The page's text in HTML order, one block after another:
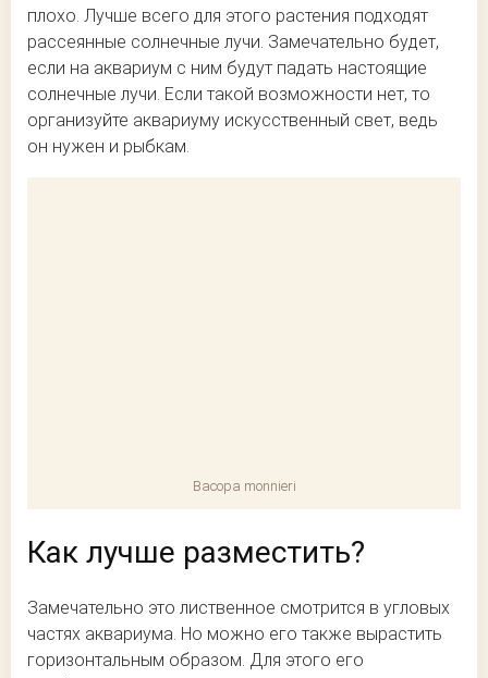
плохо. Лучше всего для этого растения подходят
рассеянные солнечные лучи. Замечательно будет,
если на аквариум с ним будут падать настоящие
солнечные лучи. Если такой возможности нет, то
организуйте аквариуму искусственный свет, ведь
он нужен и рыбкам.
Bacopa monnieri
Как лучше разместить?
Замечательно это лиственное смотрится в угловых
частях аквариума. Но можно его также вырастить
горизонтальным образом. Для этого его